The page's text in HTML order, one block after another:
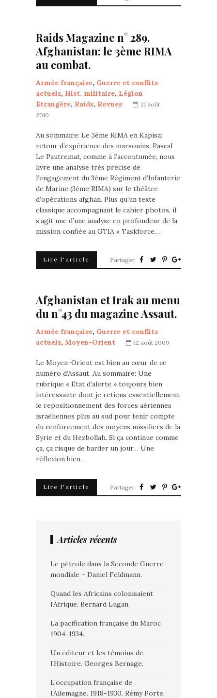
Raids Magazine n° 289.
Afghanistan: le 3ème RIMA
au combat.
Armée française, Guerre et conflits
actuels, Hist. militaire, Légion
Etrangère, Raids, Revues
21 août
2010
Au sommaire: Le 3ème RIMA en Kapisa:
retour d’expérience des marsouins. Pascal
Le Pautremat, comme à l’accoutumée, nous
livre une analyse très précise de
l’engagement du 3ème Régiment d’Infanterie
de Marine (3ème RIMA) sur le théâtre
d’opérations afghan. Plus qu’un texte
classique accompagnant le cahier photos, il
s’agit une d’une analyse en profondeur de la
mission confiée au GTIA « Taskforce…
Lire l'article Partager
Afghanistan et Irak au menu
du n°43 du magazine Assaut.
Armée française, Guerre et conflits
actuels, Moyen-Orient 12 août 2009
Le Moyen-Orient est bien au cœur de ce
numéro d’Assaut. Au sommaire: Une
rubrique « Etat d’alerte » toujours bien
intéressante dont je retiens essentiellement
le repositionnement des forces aériennes
israéliennes plus au sud pour tenir compte
du renforcement des moyens missiliers de la
Syrie et du Hezbollah. Si ça continue comme
ça, ça risque de barder un jour… Une
réflexion bien…
Lire l'article Partager
Articles récents
Le pétrole dans la Seconde Guerre
mondiale – Daniel Feldmann.
Quand les Africains colonisaient
l’Afrique. Bernard Lugan.
La pacification française du Maroc
1904-1934.
Un éditeur et les témoins de
l’Histoire. Georges Bernage.
L’occupation française de
l’Allemagne. 1918-1930. Rémy Porte.